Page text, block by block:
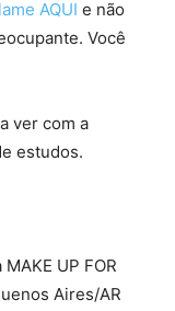
AQUI e não
Você
ver com a
estudos.
UP FOR
Aires/AR